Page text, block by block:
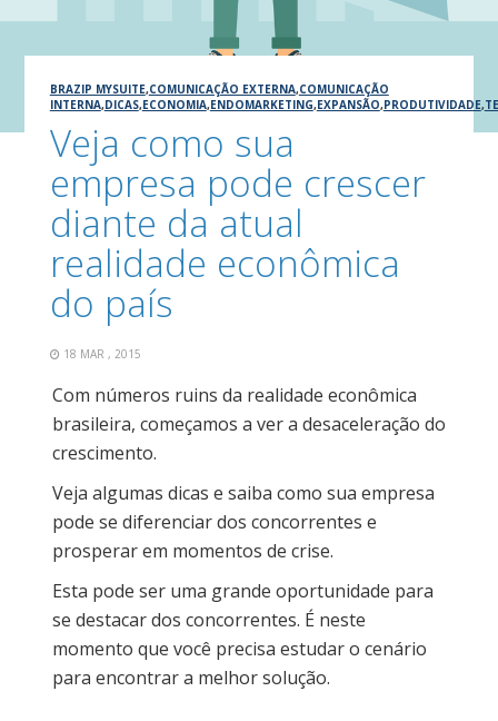
BRAZIP MYSUITE,COMUNICAÇÃO EXTERNA,COMUNICAÇÃO
INTERNA,DICAS,ECONOMIA,ENDOMARKETING,EXPANSÃO,PRODUTIVIDADE,
Veja como sua
empresa pode crescer
diante da atual
realidade econômica
do país
18 MAR , 2015
Com números ruins da realidade econômica
brasileira, começamos a ver a desaceleração do
crescimento.
Veja algumas dicas e saiba como sua empresa
pode se diferenciar dos concorrentes e
prosperar em momentos de crise.
Esta pode ser uma grande oportunidade para
se destacar dos concorrentes. É neste
momento que você precisa estudar o cenário
para encontrar a melhor solução.